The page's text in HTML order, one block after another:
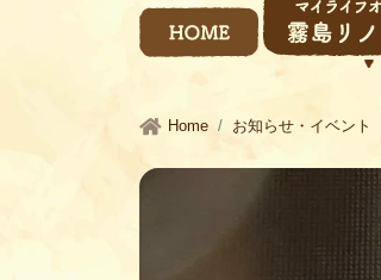
Home お知らせ・イベント